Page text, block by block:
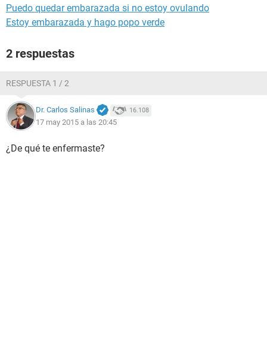
Puedo quedar embarazada si no estoy ovulando
Estoy embarazada y hago popo verde
2 respuestas
RESPUESTA 1 / 2
Dr. Carlos Salinas 16.108
17 may 2015 a las 20:45
¿De qué te enfermaste?